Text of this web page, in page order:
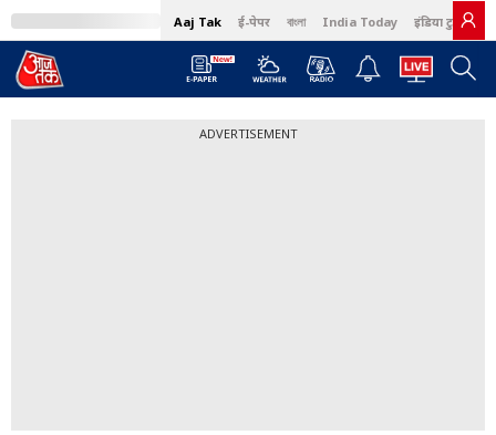
Aaj Tak ई-पेपर বাংলা India Today इंडिया टुडे हिंदी
ADVERTISEMENT